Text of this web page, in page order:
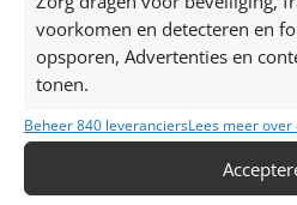
voorkomen en detecteren en
opsporen, Advertenties en
tonen.
Beheer 840 leveranciersLees meer